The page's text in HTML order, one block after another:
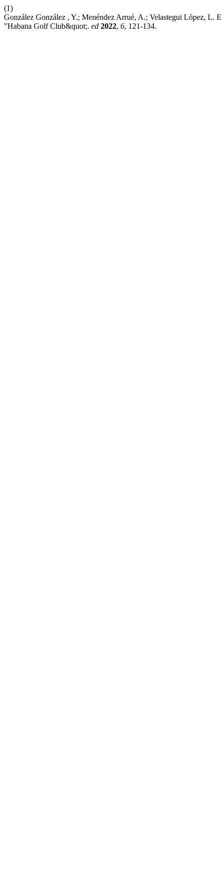
(1)
González González , Y.; Menéndez Arrué, A.; Velastegui López, L.
"Habana Golf Club&quot;. ed 2022, 6, 121-134.